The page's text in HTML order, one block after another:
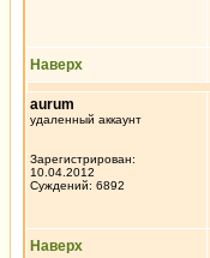
Наверх
aurum
удаленный аккаунт
Зарегистрирован:
10.04.2012
Суждений: 6892
Наверх